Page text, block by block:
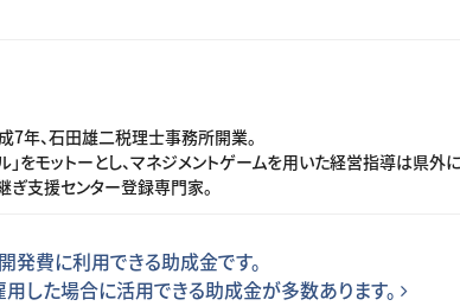
7年、石田雄二税理士事務所開業。
をモットーとし、マネジメントゲームを用いた経営指導は県外に
支援センター登録専門家。
発費に利用できる助成金です。
した場合に活用できる助成金が多数あります。